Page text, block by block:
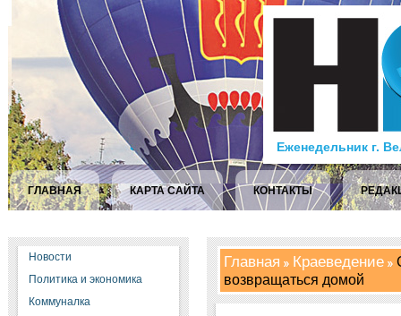
Еженедельник г.
ГЛАВНАЯ КАРТА САЙТА КОНТАКТЫ
Новости
Политика и экономика
Коммуналка
Главная Краеведение
возвращаться домой